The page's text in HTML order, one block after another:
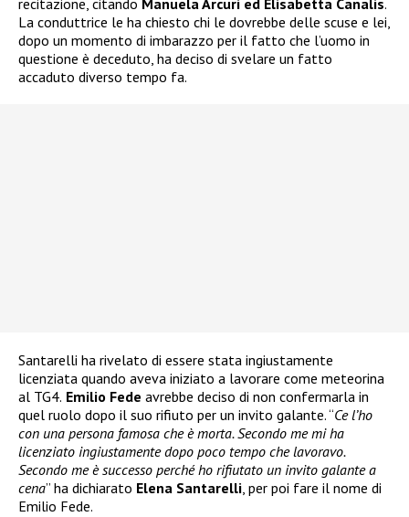
recitazione, citando Manuela Arcuri ed Elisabetta Canalis.
La conduttrice le ha chiesto chi le dovrebbe delle scuse e lei,
dopo un momento di imbarazzo per il fatto che l’uomo in
questione è deceduto, ha deciso di svelare un fatto
accaduto diverso tempo fa.
Santarelli ha rivelato di essere stata ingiustamente
licenziata quando aveva iniziato a lavorare come meteorina
al TG4. Emilio Fede avrebbe deciso di non confermarla in
quel ruolo dopo il suo rifiuto per un invito galante. “Ce l’ho
con una persona famosa che è morta. Secondo me mi ha
licenziato ingiustamente dopo poco tempo che lavoravo.
Secondo me è successo perché ho rifiutato un invito galante a
cena” ha dichiarato Elena Santarelli, per poi fare il nome di
Emilio Fede.